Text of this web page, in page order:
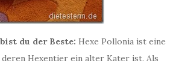
du der Beste: Hexe Pollonia ist eine
deren Hexentier ein alter Kater ist. Als